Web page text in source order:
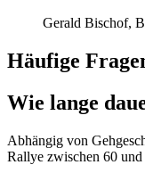
Gerald Bischof,
Häufige
Wie lange
Abhängig von
Rallye zwischen 60